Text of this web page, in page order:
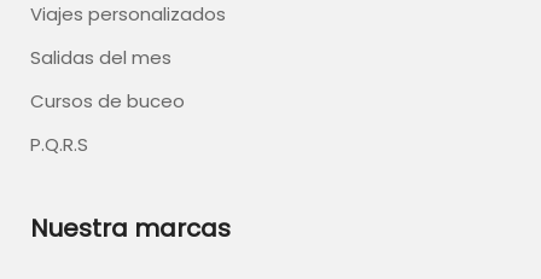
Viajes personalizados
Salidas del mes
Cursos de buceo
P.Q.R.S
Nuestra marcas